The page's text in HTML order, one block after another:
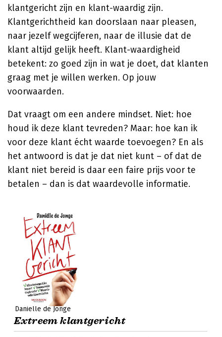
klantgericht zijn en klant-waardig zijn.
Klantgerichtheid kan doorslaan naar pleasen,
naar jezelf wegcijferen, naar de illusie dat de
klant altijd gelijk heeft. Klant-waardigheid
betekent: zo goed zijn in wat je doet, dat klanten
graag met je willen werken. Op jouw
voorwaarden.
Dat vraagt om een andere mindset. Niet: hoe
houd ik deze klant tevreden? Maar: hoe kan ik
voor deze klant écht waarde toevoegen? En als
het antwoord is dat je dat niet kunt – of dat de
klant niet bereid is daar een faire prijs voor te
betalen – dan is dat waardevolle informatie.
Daniëlle de Jonge
Extreem klantgericht